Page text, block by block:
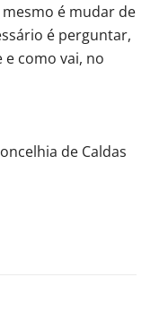
é mudar de
é perguntar,
e como vai, no
de Caldas